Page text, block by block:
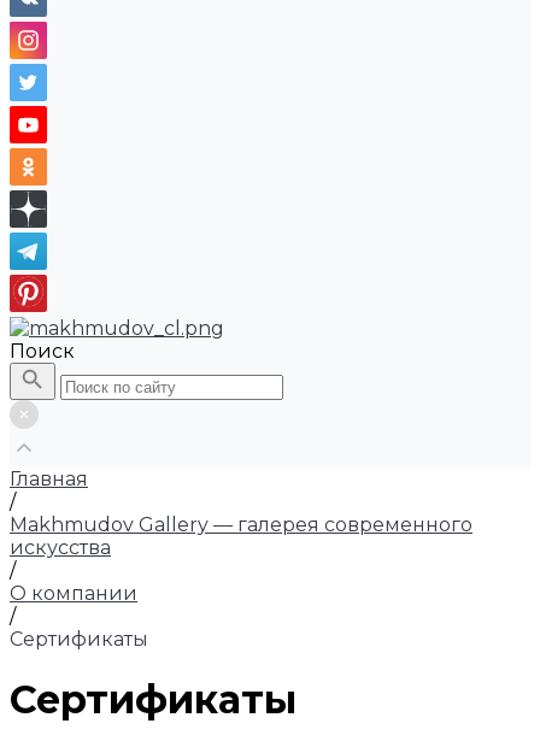
Поиск
Главная
/
Makhmudov Gallery — галерея современного
искусства
/
О компании
/
Сертификаты
Сертификаты